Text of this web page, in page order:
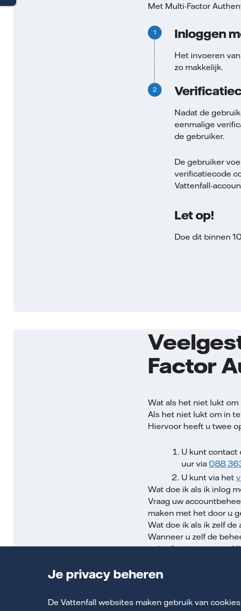
Je privacy beheren
De Vattenfall websites maken gebruik van
Met Multi-Factor
Inloggen
Het invoeren
zo makkelijk.
Nadat de
eenmalige
de gebruiker.
De gebruiker
verificatiecode
Vattenfall-
Let op!
Doe dit binnen
Factor
Wat als het niet lukt om
Als het niet lukt om in
Hiervoor heeft u twee
U kunt contact
uur via 088
U kunt via het
Wat doe ik als ik inlog
Vraag uw
maken met het door u
Wat doe ik als ik zelf
Wanneer u zelf de
gebruiker toevoegen.